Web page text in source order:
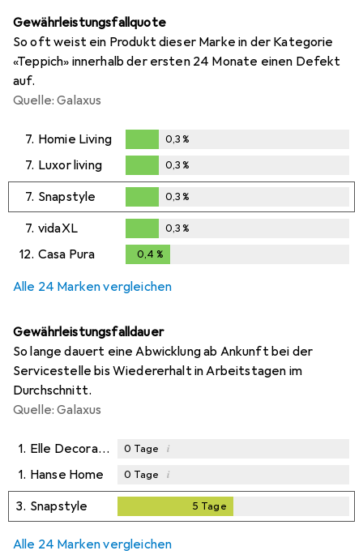
Gewährleistungsfallquote
So oft weist ein Produkt dieser Marke in der Kategorie
«Teppich» innerhalb der ersten 24 Monate einen Defekt
auf.
Quelle: Galaxus
7. Homie Living
0,3%
0,3%
7. Luxor living
0,3%
0,3%
7. Snapstyle
0,3%
0,3%
7. vidaXL
0,3%
0,3%
12. Casa Pura 0,4 %
Alle 24 Marken vergleichen
Gewährleistungsfalldauer
So lange dauert eine Abwicklung ab Ankunft bei der
Servicestelle bis Wiedererhalt in Arbeitstagen im
Durchschnitt.
Quelle: Galaxus
1. Elle Decoration 0 Tage i
1. Hanse Home 0 Tage i
3. Snapstyle 5 Tage
Alle 24 Marken vergleichen